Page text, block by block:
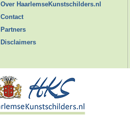
Over HaarlemseKunstschilders.nl
Contact
Partners
Disclaimers